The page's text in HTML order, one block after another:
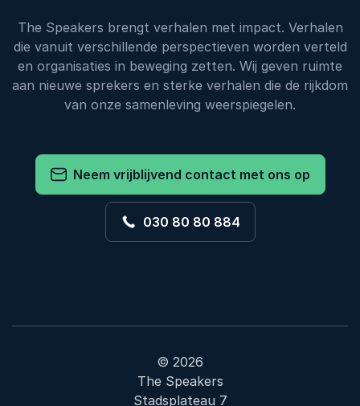
The Speakers brengt verhalen met impact. Verhalen
die vanuit verschillende perspectieven worden verteld
en organisaties in beweging zetten. Wij geven ruimte
aan nieuwe sprekers en sterke verhalen die de rijkdom
van onze samenleving weerspiegelen.
Neem vrijblijvend contact met ons op
030 80 80 884
© 2026
The Speakers
Stadsplateau 7